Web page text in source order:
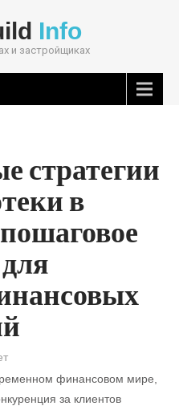
Info
и застройщиках
стратегии
в
финансовом мире,
за клиентов